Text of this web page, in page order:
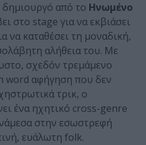
δημιουργό από το Ηνωμένο
στο stage για να εκβιάσει
να καταθέσει τη μοναδική,
αλήθεια του. Με
σχεδόν τρεμάμενο
word αφήγηση που δεν
τρικ, ο
ένα ηχητικό cross-genre
στην εσωστρεφή
ευάλωτη folk.